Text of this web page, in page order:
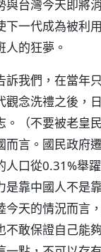
與台灣今天即將
下一代成為被利
的狂夢。
訴我們，在當年
觀念洗禮之後，
。（不要被老皇
而言。國民政府
人口從0.31%舉
是靠中國人不是
今天的情況而言
不敢保證自己能